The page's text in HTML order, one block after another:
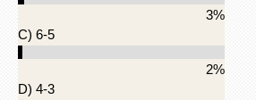
3%
C) 6-5
2%
D) 4-3